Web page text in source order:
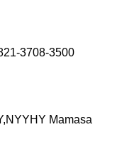
3708-3500
Mamasa